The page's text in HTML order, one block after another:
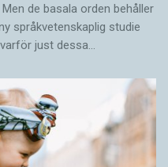
de basala orden behåller
språkvetenskaplig studie
just dessa…